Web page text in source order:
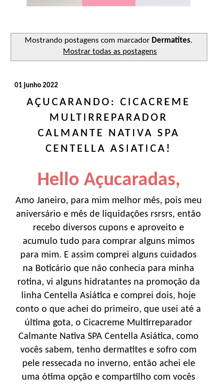
Mostrando postagens com marcador Dermatites.
Mostrar todas as postagens
01 junho 2022
AÇUCARANDO: CICACREME
MULTIRREPARADOR
CALMANTE NATIVA SPA
CENTELLA ASIATICA!
Hello Açucaradas,
Amo Janeiro, para mim melhor mês, pois meu
aniversário e mês de liquidações rsrsrs, então
recebo diversos cupons e aproveito e
acumulo tudo para comprar alguns mimos
para mim. E assim comprei alguns cuidados
na Boticário que não conhecia para minha
rotina, vi alguns hidratantes na promoção da
linha Centella Asiática e comprei dois, hoje
conto o que achei do primeiro, que usei até a
última gota, o Cicacreme Multirreparador
Calmante Nativa SPA Centella Asiática, como
vocês sabem, tenho dermatites e sofro com
pele ressecada no inverno, então achei ele
uma ótima opção e compartilho com vocês